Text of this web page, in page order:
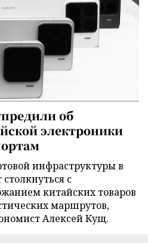
об
электроники
инфраструктуры в
с
китайских товаров
маршрутов,
Алексей Кущ.